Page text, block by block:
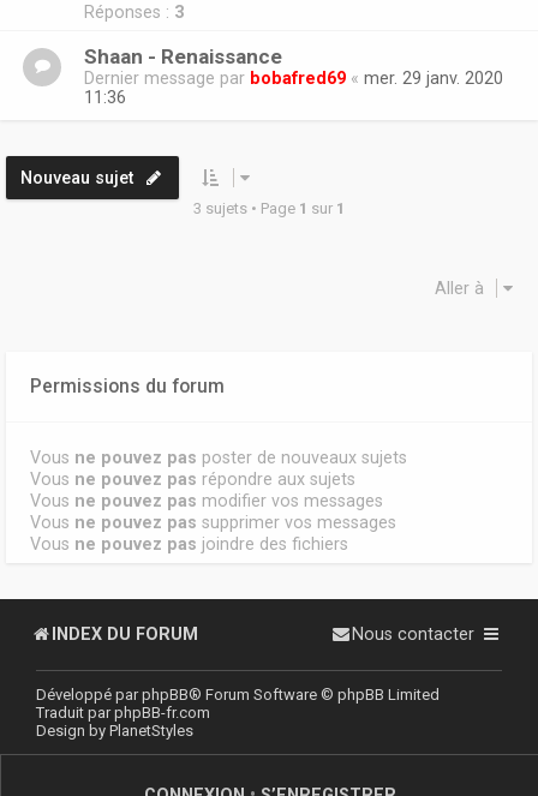
Réponses : 3
Shaan - Renaissance
Dernier message par bobafred69 « mer. 29 janv. 2020
11:36
Nouveau sujet
3 sujets • Page 1 sur 1
Aller à
Permissions du forum
Vous ne pouvez pas poster de nouveaux sujets
Vous ne pouvez pas répondre aux sujets
Vous ne pouvez pas modifier vos messages
Vous ne pouvez pas supprimer vos messages
Vous ne pouvez pas joindre des fichiers
INDEX DU FORUM Nous contacter
Développé parphpBB® Forum Software © phpBB Limited
Traduit parphpBB-fr.com
Design by PlanetStyles